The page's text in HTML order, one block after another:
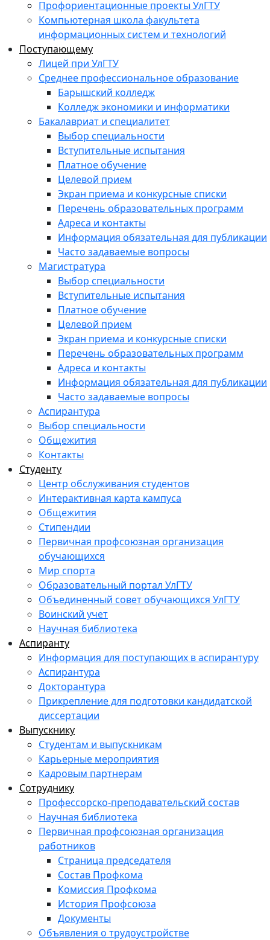
Профориентационные проекты УлГТУ
Компьютерная школа факультета
информационных систем и технологий
Поступающему
Лицей при УлГТУ
Среднее профессиональное образование
Барышский колледж
Колледж экономики и информатики
Бакалавриат и специалитет
Выбор специальности
Вступительные испытания
Платное обучение
Целевой прием
Экран приема и конкурсные списки
Перечень образовательных программ
Адреса и контакты
Информация обязательная для публикации
Часто задаваемые вопросы
Магистратура
Выбор специальности
Вступительные испытания
Платное обучение
Целевой прием
Экран приема и конкурсные списки
Перечень образовательных программ
Адреса и контакты
Информация обязательная для публикации
Часто задаваемые вопросы
Аспирантура
Выбор специальности
Общежития
Контакты
Студенту
Центр обслуживания студентов
Интерактивная карта кампуса
Общежития
Стипендии
Первичная профсоюзная организация
обучающихся
Мир спорта
Образовательный портал УлГТУ
Объединенный совет обучающихся УлГТУ
Воинский учет
Научная библиотека
Аспиранту
Информация для поступающих в аспирантуру
Аспирантура
Докторантура
Прикрепление для подготовки кандидатской
диссертации
Выпускнику
Студентам и выпускникам
Карьерные мероприятия
Кадровым партнерам
Сотруднику
Профессорско-преподавательский состав
Научная библиотека
Первичная профсоюзная организация
работников
Страница председателя
Состав Профкома
Комиссия Профкома
История Профсоюза
Документы
Объявления о трудоустройстве